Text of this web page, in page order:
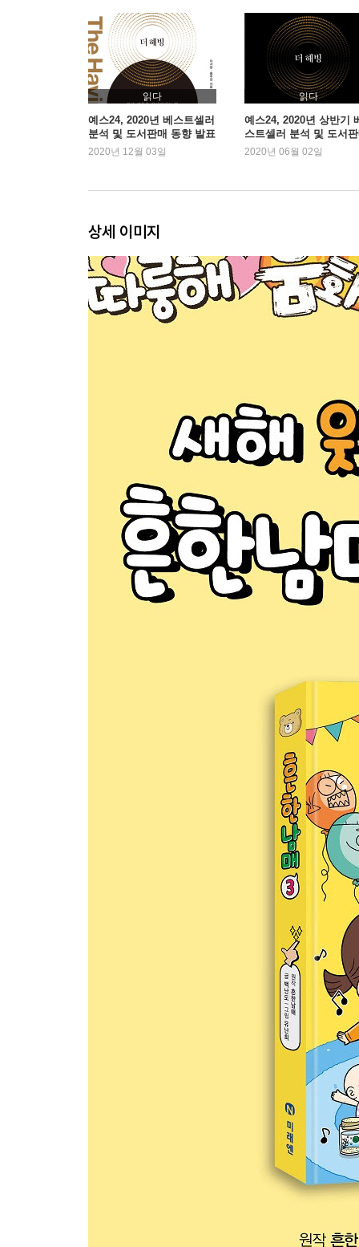
12화 장난감들의 비밀회의
완전 소중! 나만의 장난감 만들기
읽다
예스24, 2020년 베스트셀러
분석 및 도서판매 동향 발표
2020년 12월 03일
읽다
예스24, 2020년 상반기
스트셀러 분석 및 도서
동향 발표
2020년 06월 02일
상세 이미지